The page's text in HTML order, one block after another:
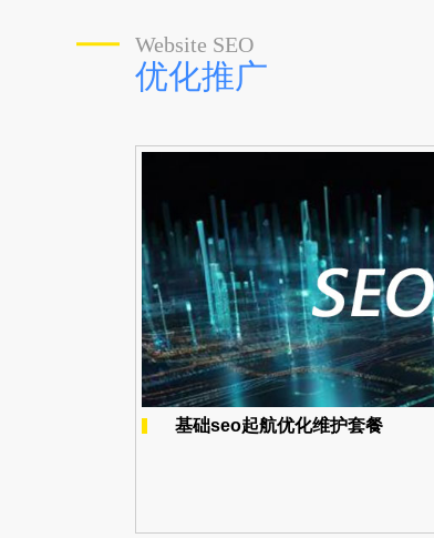
Website SEO
优化推广
基础seo起航优化维护套餐